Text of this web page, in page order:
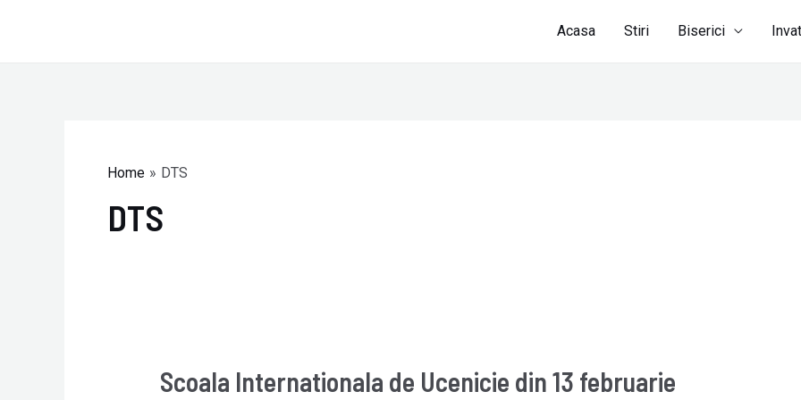
Acasa Stiri Biserici
Home DTS
DTS
Scoala Internationala de Ucenicie din 13 februarie
Scoala